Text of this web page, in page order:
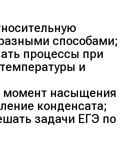
давление
меньше
давления
2 раза —верно
обратное —
Менделеева
выразим
воздуха и
способами;
процессы при
и
момент насыщения
конденсата;
задачи ЕГЭ по